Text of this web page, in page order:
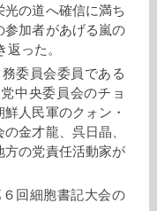
光の道へ確信に満ち
参加者があげる嵐の
った。
委員会委員である
中央委員会のチョ
人民軍のクォン・
金才龍、呉日晶、
方の党責任活動家が
回細胞書記大会の